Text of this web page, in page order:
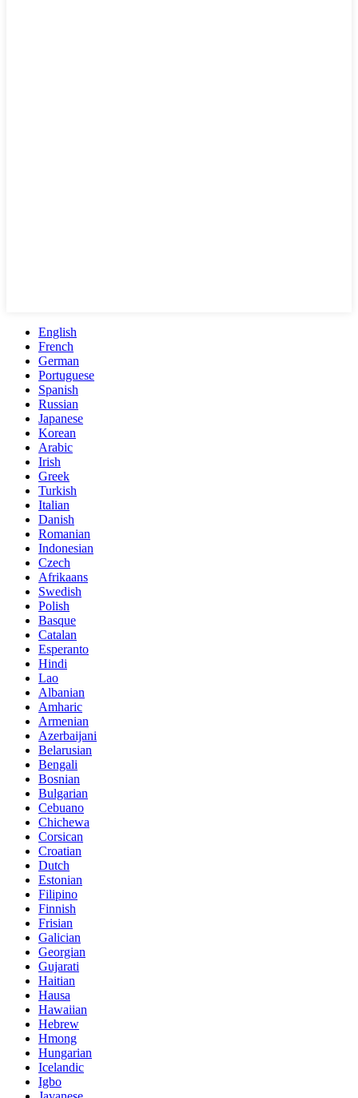
English
French
German
Portuguese
Spanish
Russian
Japanese
Korean
Arabic
Irish
Greek
Turkish
Italian
Danish
Romanian
Indonesian
Czech
Afrikaans
Swedish
Polish
Basque
Catalan
Esperanto
Hindi
Lao
Albanian
Amharic
Armenian
Azerbaijani
Belarusian
Bengali
Bosnian
Bulgarian
Cebuano
Chichewa
Corsican
Croatian
Dutch
Estonian
Filipino
Finnish
Frisian
Galician
Georgian
Gujarati
Haitian
Hausa
Hawaiian
Hebrew
Hmong
Hungarian
Icelandic
Igbo